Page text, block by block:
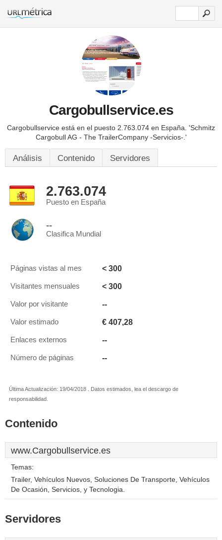
Cargobullservice.es
Cargobullservice está en el puesto 2.763.074 en España. 'Schmitz
Cargobull AG - The TrailerCompany -Servicios-.'
Análisis Contenido Servidores
2.763.074
Puesto en España
--
Clasifica Mundial
Páginas vistas al mes < 300
Visitantes mensuales < 300
Valor por visitante --
Valor estimado € 407,28
Enlaces externos --
Número de páginas --
Última Actualización: 19/04/2018 . Datos estimados, lea el descargo de
responsabilidad.
Contenido
www.Cargobullservice.es
Temas:
Trailer, Vehículos Nuevos, Soluciones De Transporte, Vehículos
De Ocasión, Servicios, y Tecnologia.
Servidores